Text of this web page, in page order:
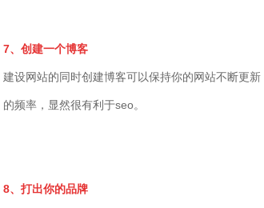
7、创建一个博客
建设网站的同时创建博客可以保持你的网站不断更
的频率，显然很有利于seo。
8、打出你的品牌